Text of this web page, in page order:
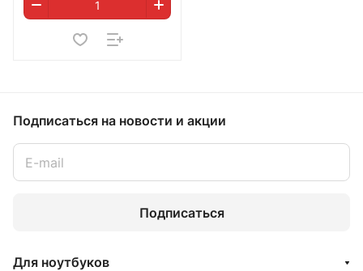
Подписаться на новости и акции
Подписаться
Для ноутбуков